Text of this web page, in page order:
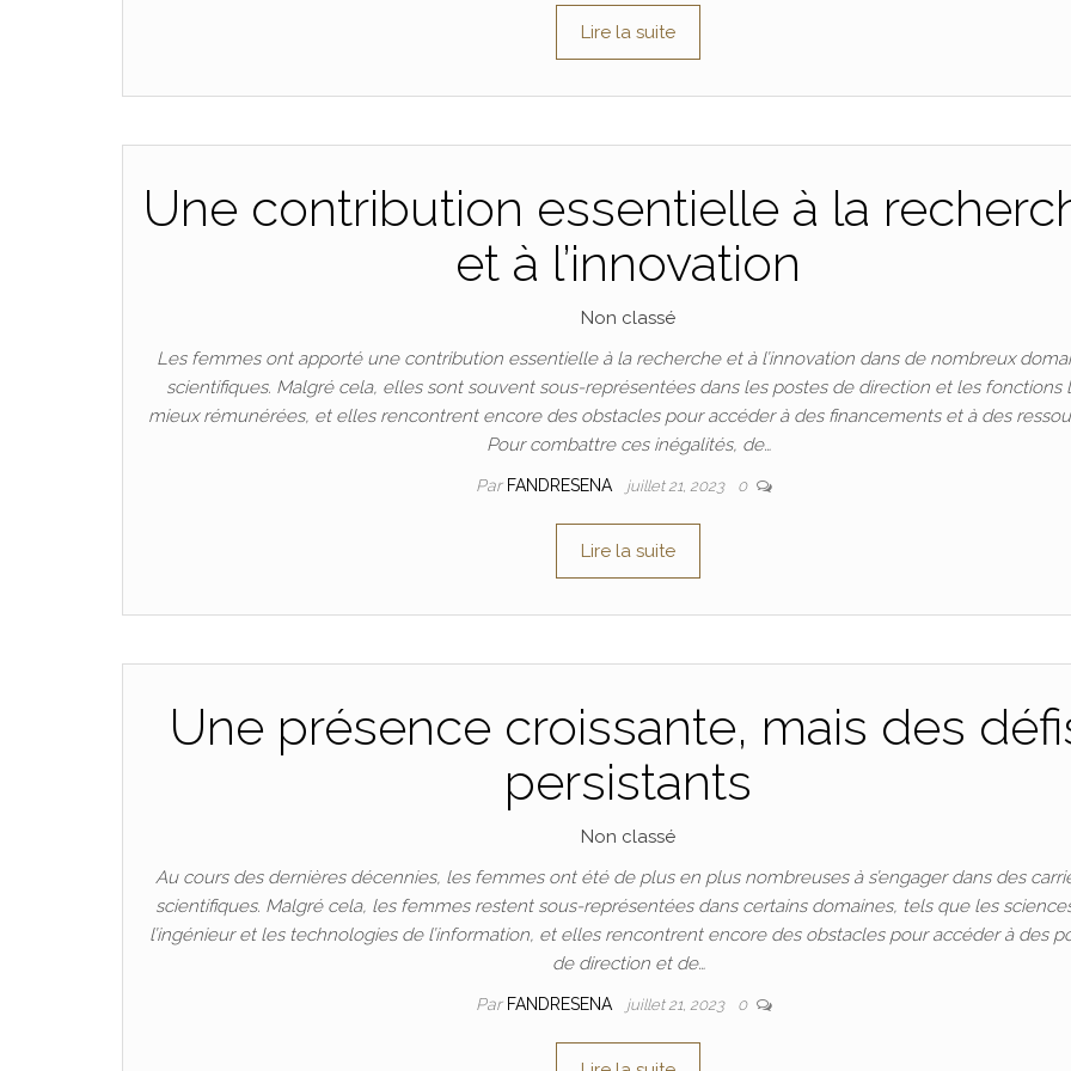
Lire la suite
Une contribution essentielle à la
et à l’innovation
Non classé
Les femmes ont apporté une contribution essentielle à la recherche et à l’innovation dans de nombreux
scientifiques. Malgré cela, elles sont souvent sous-représentées dans les postes de direction et les fonctions
mieux rémunérées, et elles rencontrent encore des obstacles pour accéder à des financements et à des
Pour combattre ces inégalités, de…
Par FANDRESENA juillet 21, 2023 0
Lire la suite
Une présence croissante, mais des
persistants
Non classé
Au cours des dernières décennies, les femmes ont été de plus en plus nombreuses à s’engager dans des
scientifiques. Malgré cela, les femmes restent sous-représentées dans certains domaines, tels que les
l’ingénieur et les technologies de l’information, et elles rencontrent encore des obstacles pour accéder à des
de direction et de…
Par FANDRESENA juillet 21, 2023 0